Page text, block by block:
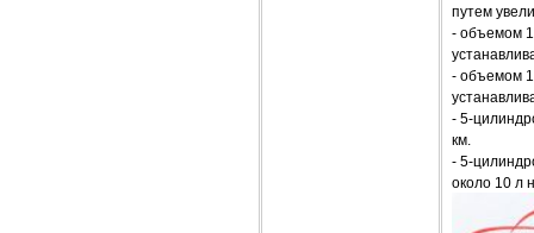
путем
- объемом
- объемом
- 5-
км.
- 5-
около 10 л